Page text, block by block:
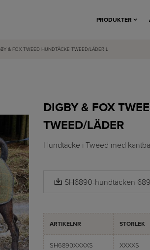
PRODUKTER
& FOX TWEED HUNDTÄCKE TWEED/LÄDER L
DIGBY & FOX
TWEED/LÄDER
Hundtäcke i Tweed med
SH6890-hundtäcken
ARTIKELNR STORLEK
SH6890XXXXS XXXXS